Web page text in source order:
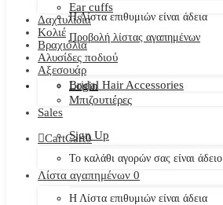
Η Λίστα επιθυμιών είναι άδεια
Προβολή λίστας αγαπημένων
Login
Sign Up
Ear cuffs
Δαχτυλίδια
Κολιέ
Βραχιόλια
Αλυσίδες ποδιού
Αξεσουάρ
Bridal Hair Accessories
Μπιζουτιέρες
Sales
CartCart0
Το καλάθι αγορών σας είναι άδειο
Λίστα αγαπημένων 0
Η Λίστα επιθυμιών είναι άδεια